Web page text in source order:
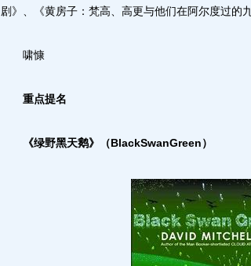
剧》、《黄房子：梵高、高更与他们在阿尔度过的
啸慷
重点提名
《绿野黑天鹅》（BlackSwanGreen）